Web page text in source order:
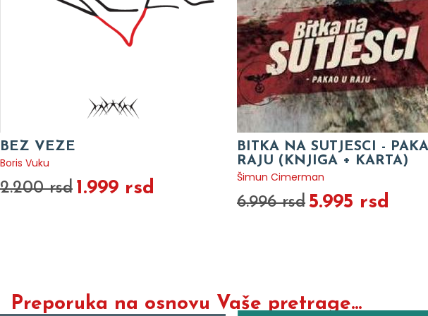
BEZ VEZE
Boris Vuku
2.200 rsd 1.999 rsd
BITKA NA SUTJESCI -
RAJU (KNJIGA + KARTA)
Šimun Cimerman
6.996 rsd 5.995 rsd
Preporuka na osnovu Vaše pretrage...